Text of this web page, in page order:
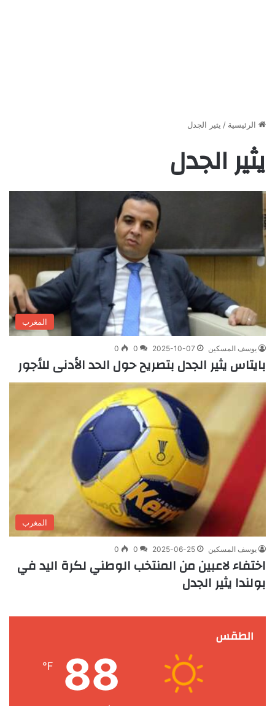
الرئيسية / يثير الجدل
يثير الجدل
المغرب
يوسف المسكين 2025-10-07
0
0
بايتاس يثير الجدل بتصريح حول الحد الأدنى للأجور
المغرب
يوسف المسكين 2025-06-25
0
0
اختفاء لاعبين من المنتخب الوطني لكرة اليد في
بولندا يثير الجدل
الطقس
88
℉